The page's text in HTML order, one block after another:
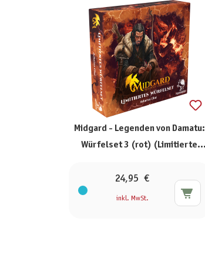
Midgard - Legenden von Damatu:
Würfelset 3 (rot) (Limitierte
24,95 €
inkl. MwSt.